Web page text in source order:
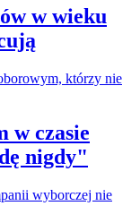
w wieku
w czasie
nigdy"